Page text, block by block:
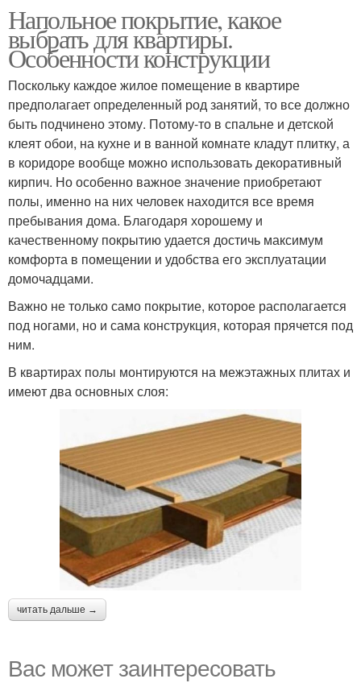
Напольное покрытие, какое
выбрать для квартиры.
Особенности конструкции
Поскольку каждое жилое помещение в квартире
предполагает определенный род занятий, то все должно
быть подчинено этому. Потому-то в спальне и детской
клеят обои, на кухне и в ванной комнате кладут плитку, а
в коридоре вообще можно использовать декоративный
кирпич. Но особенно важное значение приобретают
полы, именно на них человек находится все время
пребывания дома. Благодаря хорошему и
качественному покрытию удается достичь максимум
комфорта в помещении и удобства его эксплуатации
домочадцами.
Важно не только само покрытие, которое располагается
под ногами, но и сама конструкция, которая прячется под
ним.
В квартирах полы монтируются на межэтажных плитах и
имеют два основных слоя:
читать дальше →
Вас может заинтересовать